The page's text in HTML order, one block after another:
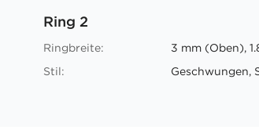
Ring 2
Ringbreite:
3 mm (Oben),
Stil:
Geschwungen,